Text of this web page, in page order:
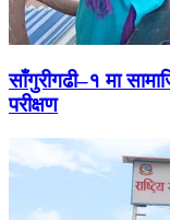
साँगुरीगढी–१ मा
परीक्षण